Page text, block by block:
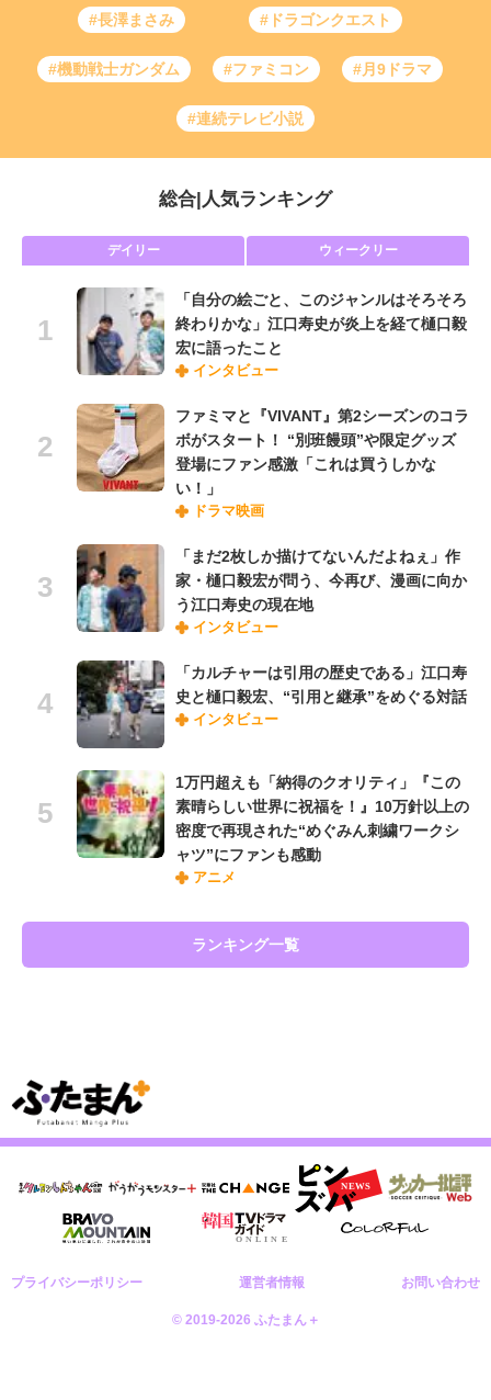
#長澤まさみ #ドラゴンクエスト
#機動戦士ガンダム #ファミコン #月9ドラマ
#連続テレビ小説
総合 人気ランキング
デイリー ウィークリー
「自分の絵ごと、このジャンルはそろそろ
終わりかな」江口寿史が炎上を経て樋口毅
宏に語ったこと
インタビュー
ファミマと『VIVANT』第2シーズンのコラ
ボがスタート！ “別班饅頭”や限定グッズ
登場にファン感激「これは買うしかな
い！」
ドラマ映画
「まだ2枚しか描けてないんだよねぇ」作
家・樋口毅宏が問う、今再び、漫画に向か
う江口寿史の現在地
インタビュー
「カルチャーは引用の歴史である」江口寿
史と樋口毅宏、“引用と継承”をめぐる対話
インタビュー
1万円超えも「納得のクオリティ」『この
素晴らしい世界に祝福を！』10万針以上の
密度で再現された“めぐみん刺繍ワークシ
ャツ”にファンも感動
アニメ
ランキング一覧
プライバシーポリシー 運営者情報 お問い合わせ
© 2019-2026 ふたまん＋